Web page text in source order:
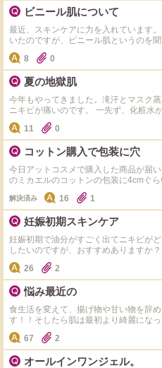
ビニール肌について
最近、スキンケアに力を入れています
いたのですが、ビニール肌というのを聞
りやすい見分け方とかありますか？ 調
スキンケアのピリつき→無し ・触った
ば、教えていただきたいです。
8 0
夏の地獄肌
今年もやってきました。滝汗とマスク
ニキビが痛いのです。 一先ず、化粧水
思うんですが、純粋に水分入れるのに
酸を入れるか悩んでいます。 化粧水な
下でお願いします。
11 0
コットン購入で包装に穴
今日アットコスメで購入した商品が届
のミカエルのコットンの包装に4cmぐ
でした）他にも購入していて梱包の箱
抜くため開けられたと思うのですが、
解決済み 16 1
妊娠初期スキンケア
妊娠初期で油分がすごく出てニキビが
したいのですが、おすすめありますか？
26
2
悩み最近の
食生活を変えて、揚げ物や甘い物を辞
す！！そしたら肌は最初より綺麗にな
のしか食べれず 揚げ物や小麦やお菓子
なり、また食べたら増えるんじゃない
いいでしょうか？ 皮膚科には通ってい
ってるんですけど皆さんはどうしてます
67 2
オールインワンジェル。